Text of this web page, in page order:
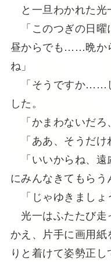
と一旦わかれた光
「このつぎの日曜
昼からでも……晩か
ね」
「そうですか……
した。
「かまわないだ
「ああ、そうだけ
「いいからね、遠
にみんなきてもらう
「じゃゆきましょ
光一はふたたび走
かえ、片手に画用
りと着けて姿勢正し